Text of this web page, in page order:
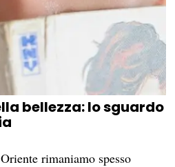
bellezza: lo sguardo
rimaniamo spesso